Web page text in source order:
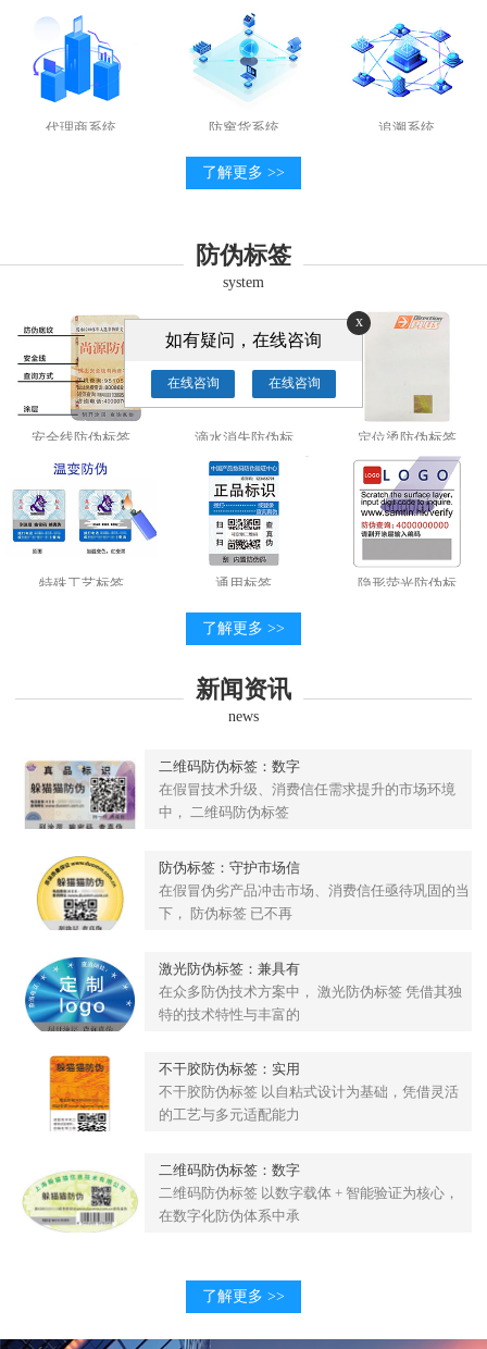
代理商系统 防窜货系统 追溯系统
了解更多 >>
防伪标签
system
安全线防伪标签 滴水消失防伪标 定位烫防伪标签
特殊工艺标签 通用标签 隐形荧光防伪标
了解更多 >>
新闻资讯
news
二维码防伪标签：数字
在假冒技术升级、消费信任需求提升的市场环境
中， 二维码防伪标签
防伪标签：守护市场信
在假冒伪劣产品冲击市场、消费信任亟待巩固的当
下， 防伪标签 已不再
激光防伪标签：兼具有
在众多防伪技术方案中， 激光防伪标签 凭借其独
特的技术特性与丰富的
不干胶防伪标签：实用
不干胶防伪标签 以自粘式设计为基础，凭借灵活
的工艺与多元适配能力
二维码防伪标签：数字
二维码防伪标签 以数字载体 + 智能验证为核心，
在数字化防伪体系中承
了解更多 >>
x
如有疑问，在线咨询
在线咨询 在线咨询